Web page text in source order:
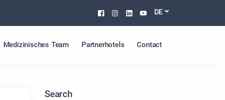
Facebook
Instagram
Linkedin
Youtube
DE
Medizinisches Team Partnerhotels Contact
Search